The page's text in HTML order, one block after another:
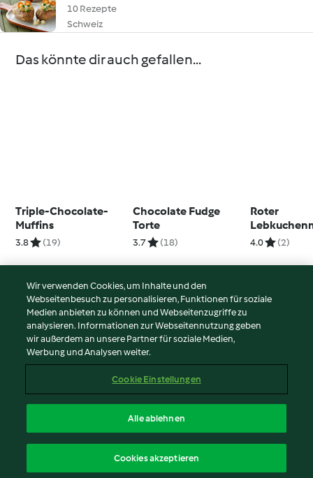
10 Rezepte
Schweiz
Das könnte dir auch gefallen...
Triple-Chocolate-
Muffins
3.8 (19)
Chocolate Fudge
Torte
3.7 (18)
Roter
Vanille
4.0 (2)
© Copyright 2026
Nutzungsbedingungen
Datenschutzrichtlinien
Impressum
Inhalt melden
Wir verwenden Cookies, um Inhalte und den
Webseitenbesuch zu personalisieren, Funktionen für soziale
Medien anbieten zu können und Webseitenzugriffe zu
analysieren. Informationen zur Webseitennutzung geben
wir außerdem an unsere Partner für soziale Medien,
Werbung und Analysen weiter.
Cookie Einstellungen
Alle ablehnen
Cookies akzeptieren